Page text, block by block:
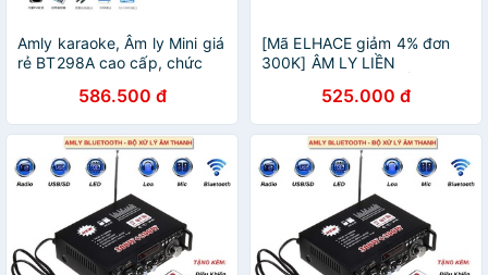
Amly karaoke, Âm ly Mini giá
rẻ BT298A cao cấp, chức
586.500 đ
[Mã ELHACE giảm 4% đơn
300K] ÂM LY LIỀN
525.000 đ